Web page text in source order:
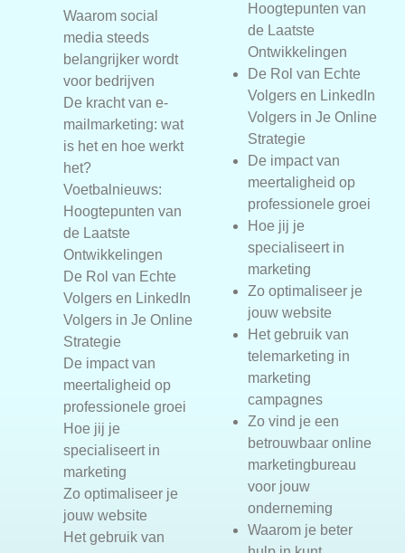
Waarom social
media steeds
belangrijker wordt
voor bedrijven
De kracht van e-
mailmarketing: wat
is het en hoe werkt
het?
Voetbalnieuws:
Hoogtepunten van
de Laatste
Ontwikkelingen
De Rol van Echte
Volgers en LinkedIn
Volgers in Je Online
Strategie
De impact van
meertaligheid op
professionele groei
Hoe jij je
specialiseert in
marketing
Zo optimaliseer je
jouw website
Het gebruik van
Hoogtepunten van
de Laatste
Ontwikkelingen
De Rol van Echte
Volgers en LinkedIn
Volgers in Je Online
Strategie
De impact van
meertaligheid op
professionele groei
Hoe jij je
specialiseert in
marketing
Zo optimaliseer je
jouw website
Het gebruik van
telemarketing in
marketing
campagnes
Zo vind je een
betrouwbaar online
marketingbureau
voor jouw
onderneming
Waarom je beter